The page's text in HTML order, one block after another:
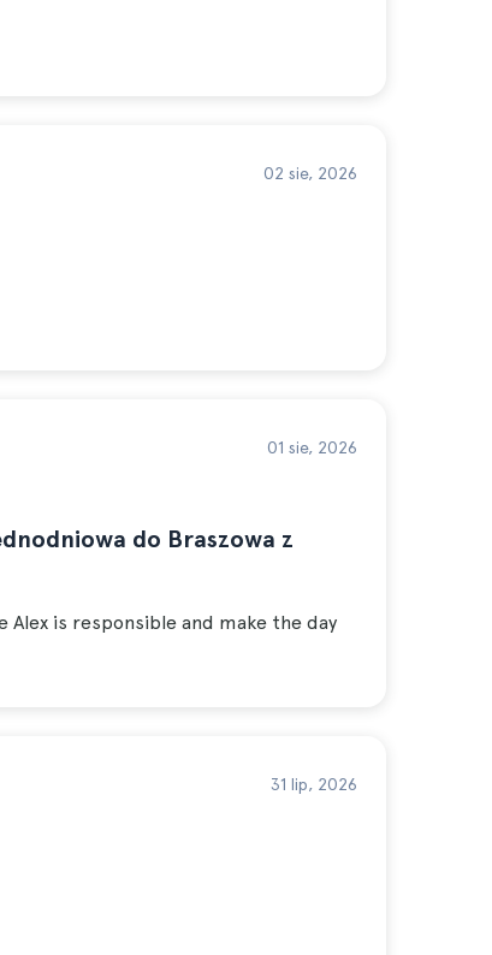
02 sie, 2026
01 sie, 2026
do Braszowa z
is responsible and make the day
31 lip, 2026